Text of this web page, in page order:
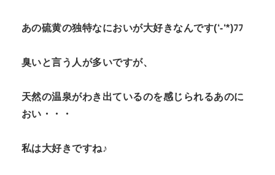
あの硫黄の独特なにおいが大好きなんです(‘-‘*)ﾌﾌ
臭いと言う人が多いですが、
天然の温泉がわき出ているのを感じられるあのに
おい・・・
私は大好きですね♪